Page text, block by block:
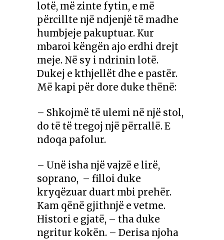
lotë, më zinte fytin, e më
përcillte një ndjenjë të madhe
humbjeje pakuptuar. Kur
mbaroi këngën ajo erdhi drejt
meje. Në sy i ndrinin lotë.
Dukej e kthjellët dhe e pastër.
Më kapi për dore duke thënë:
– Shkojmë të ulemi në një stol,
do të të tregoj një përrallë. E
ndoqa pafolur.
– Unë isha një vajzë e lirë,
soprano, – filloi duke
kryqëzuar duart mbi prehër.
Kam qënë gjithnjë e vetme.
Histori e gjatë, – tha duke
ngritur kokën. – Derisa njoha